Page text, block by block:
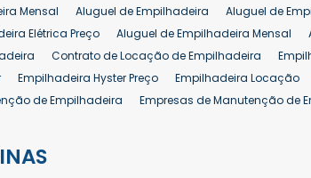
Mensal
Aluguel de Empilhadeira Aluguel de
Elétrica Preço
Aluguel de Empilhadeira Mensal
Contrato de Locação de Empilhadeira
Empilhadeira Hyster Preço Empilhadeira Locação
de Empilhadeira
Empresas de Manutenção de